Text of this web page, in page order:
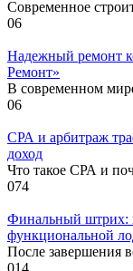
Современное
06
Надежный ремонт
Ремонт»
В современном
06
СРА и арбитраж
доход
Что такое СРА и
074
Финальный штрих:
функциональной
После завершения